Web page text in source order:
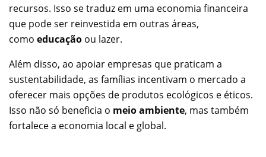
recursos. Isso se traduz em uma economia financeira
que pode ser reinvestida em outras áreas,
como educação ou lazer.
Além disso, ao apoiar empresas que praticam a
sustentabilidade, as famílias incentivam o mercado a
oferecer mais opções de produtos ecológicos e éticos.
Isso não só beneficia o meio ambiente, mas também
fortalece a economia local e global.